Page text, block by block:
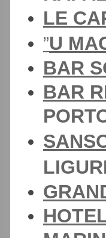
LE
”U
BAR
BAR